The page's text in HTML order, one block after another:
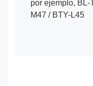
por ejemplo, BL-
M47 / BTY-L45